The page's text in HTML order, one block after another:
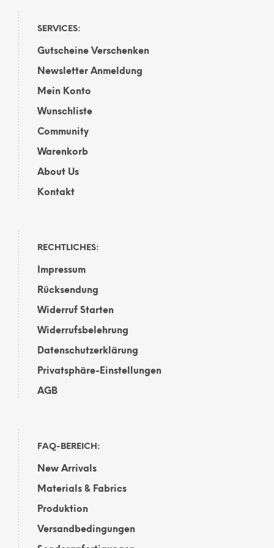
SERVICES:
Gutscheine Verschenken
Newsletter Anmeldung
Mein Konto
Wunschliste
Community
Warenkorb
About Us
Kontakt
RECHTLICHES:
Impressum
Rücksendung
Widerruf Starten
Widerrufsbelehrung
Datenschutzerklärung
Privatsphäre-Einstellungen
AGB
FAQ-BEREICH:
New Arrivals
Materials & Fabrics
Produktion
Versandbedingungen